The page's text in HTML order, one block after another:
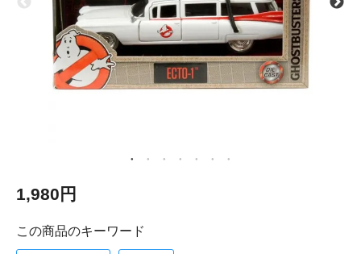
1,980円
この商品のキーワード